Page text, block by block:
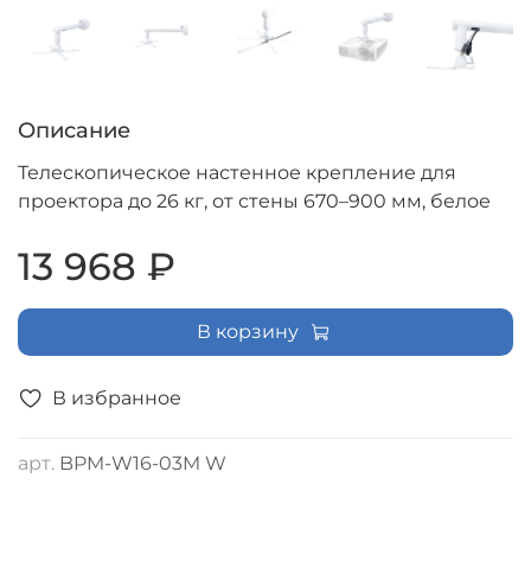
В избранное
арт. BPM-W16-03M W
Описание
Телескопическое настенное крепление для
проектора до 26 кг, от стены 670–900 мм, белое
13 968 ₽
В корзину